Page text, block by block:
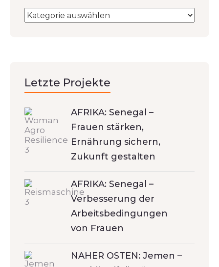
Letzte Projekte
AFRIKA: Senegal –
Frauen stärken,
Ernährung sichern,
Zukunft gestalten
AFRIKA: Senegal –
Verbesserung der
Arbeitsbedingungen
von Frauen
NAHER OSTEN: Jemen –